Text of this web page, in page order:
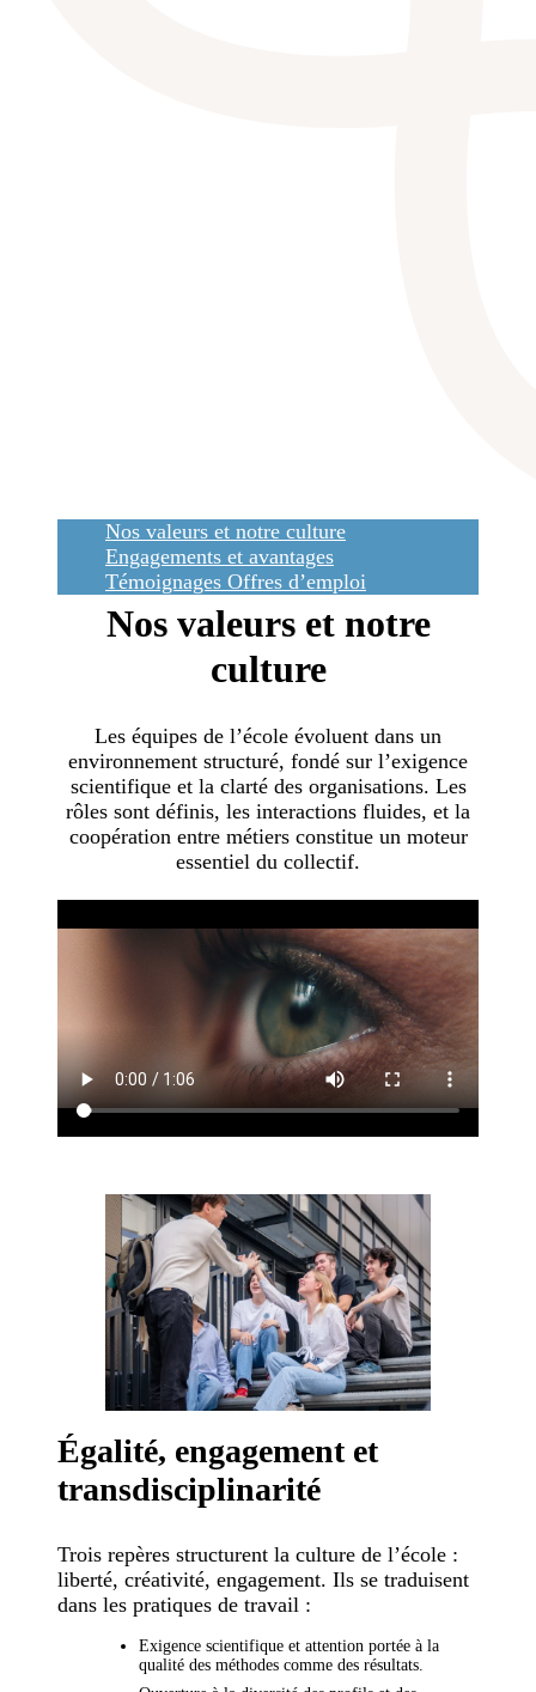
Nos valeurs et notre culture
Engagements et avantages
Témoignages Offres d’emploi
Nos valeurs et notre
culture
Les équipes de l’école évoluent dans un
environnement structuré, fondé sur l’exigence
scientifique et la clarté des organisations. Les
rôles sont définis, les interactions fluides, et la
coopération entre métiers constitue un moteur
essentiel du collectif.
Égalité, engagement et
transdisciplinarité
Trois repères structurent la culture de l’école :
liberté, créativité, engagement. Ils se traduisent
dans les pratiques de travail :
Exigence scientifique et attention portée à la
qualité des méthodes comme des résultats.